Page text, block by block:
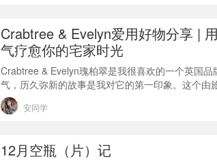
Crabtree & Evelyn爱用好物分享 |
气疗愈你的宅家时光
Crabtree & Evelyn瑰柏翠是我很喜欢的一个英国品
气，历久弥新的故事是我对它的第一印象。这个由
好者Cyrus Harvey所创立的品牌，在眼花缭乱的护
以其特有的自然派风格将产品与沿途的故事串联一
安同学
12月空瓶（片）记